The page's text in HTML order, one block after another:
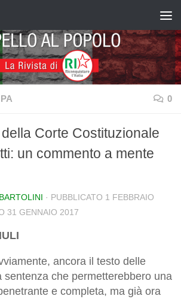
0
Corte Costituzionale
un commento a mente
· PUBBLICATO 1 FEBBRAIO
31 GENNAIO 2017
ancora il testo delle
sentenza che permetterebbero una
e completa, ma già ora